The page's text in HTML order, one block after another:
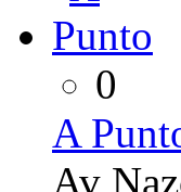
0
A
Av